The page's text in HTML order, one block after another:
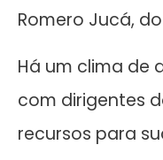
Romero Jucá,
Há um clima de
com dirigentes
recursos para